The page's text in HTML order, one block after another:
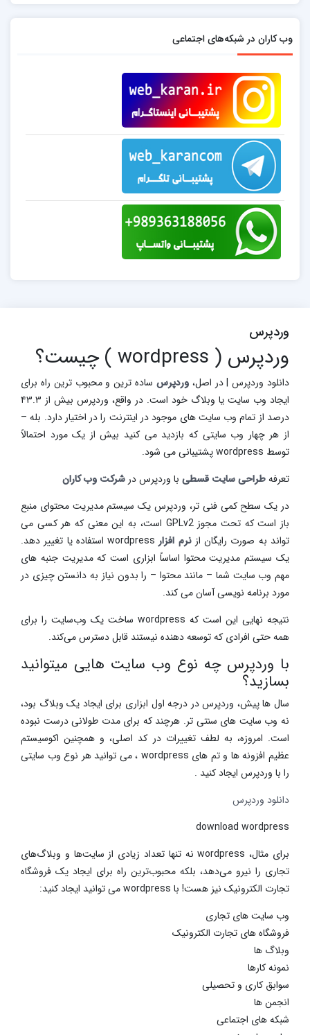
وب کاران در شبکه‌های اجتماعی
وردپرس
وردپرس ( wordpress ) چیست؟
دانلود وردپرس | در اصل،وردپرس ساده ترین و محبوب ترین راه برای
ایجاد وب سایت یا وبلاگ خود است. در واقع، وردپرس بیش از ۴۳.۳
درصد از تمام وب سایت های موجود در اینترنت را در اختیار دارد. بله –
از هر چهار وب سایتی که بازدید می کنید بیش از یک مورد احتمالاً
توسط wordpress پشتیبانی می شود.
تعرفهطراحی سایت قسطی با وردپرس درشرکت وب کاران
در یک سطح کمی فنی تر، وردپرس یک سیستم مدیریت محتوای منبع
باز است که تحت مجوز GPLv2 است، به این معنی که هر کسی می
تواند به صورت رایگان ازنرم افزار
wordpress استفاده یا تغییر دهد.
یک سیستم مدیریت محتوا اساساً ابزاری است که مدیریت جنبه های
مهم وب سایت شما – مانند محتوا – را بدون نیاز به دانستن چیزی در
مورد برنامه نویسی آسان می کند.
نتیجه نهایی این است که wordpress ساخت یک وب‌سایت را برای
همه حتی افرادی که توسعه‌ دهنده نیستند قابل دسترس می‌کند.
با وردپرس چه نوع وب سایت هایی میتوانید
بسازید؟
سال ها پیش، وردپرس در درجه اول ابزاری برای ایجاد یک وبلاگ بود،
نه وب سایت های سنتی تر. هرچند که برای مدت طولانی درست نبوده
است. امروزه، به لطف تغییرات در کد اصلی، و همچنین اکوسیستم
عظیم افزونه ها و تم های wordpress ، می توانید هر نوع وب سایتی
را با وردپرس ایجاد کنید .
دانلود وردپرس
download wordpress
برای مثال، wordpress نه تنها تعداد زیادی از سایت‌ها و وبلاگ‌های
تجاری را نیرو می‌دهد، بلکه محبوب‌ترین راه برای ایجاد یک فروشگاه
تجارت الکترونیک نیز هست! با wordpress می توانید ایجاد کنید:
وب سایت های تجاری
فروشگاه های تجارت الکترونیک
وبلاگ ها
نمونه کارها
سوابق کاری و تحصیلی
انجمن ها
شبکه های اجتماعی